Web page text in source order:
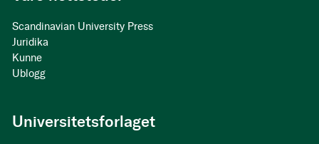
Scandinavian University Press
Juridika
Kunne
Ublogg
Universitetsforlaget